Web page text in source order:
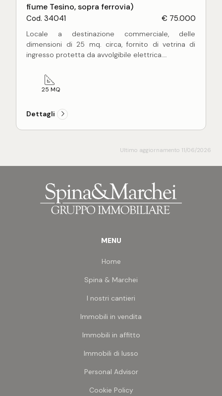
fiume Tesino, sopra ferrovia)
Cod. 34041 € 75.000
Locale a destinazione commerciale, delle
dimensioni di 25 mq. circa, fornito di vetrina di
ingresso protetta da avvolgibile elettrica.
essere soppalcato per ulteriori 8 mq. circa.
Ottima soluzione per studio/ufficio, piccola attività
25 MQ
Dettagli
Ultimo aggiornamento 11/06/2026
MENU
Home
Spina & Marchei
I nostri cantieri
Immobili in vendita
Immobili in affitto
Immobili di lusso
Personal Advisor
Cookie Policy